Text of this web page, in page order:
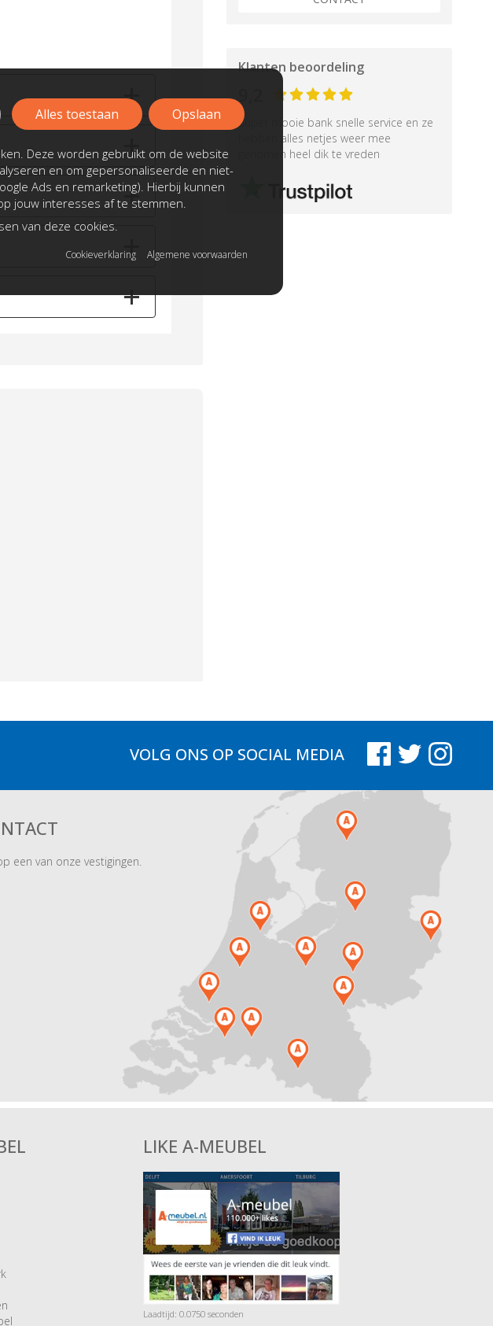
Klanten beoordeling
9,2
Super mooie bank snelle service en ze
hebben alles netjes weer mee
genomen heel dik te vreden
VOLG ONS OP SOCIAL MEDIA
een van onze vestigingen.
LIKE A-MEUBEL
Laadtijd: 0.0750 seconden
Deze worden gebruikt om de website
en om gepersonaliseerde en niet-
Ads en remarketing). Hierbij kunnen
jouw interesses af te stemmen.
van deze cookies.
Alles toestaan Opslaan
Cookieverklaring Algemene voorwaarden